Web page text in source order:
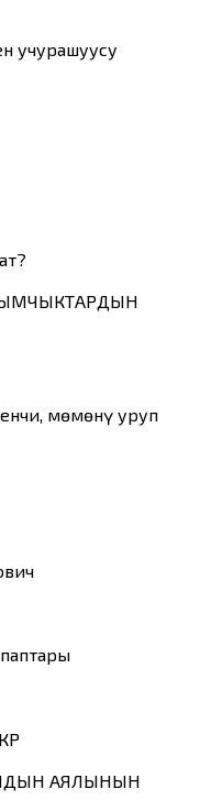
учурашуусу
мөмөнү уруп
АЯЛЫНЫН